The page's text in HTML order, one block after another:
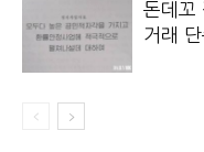
돈데꼬
거래 단